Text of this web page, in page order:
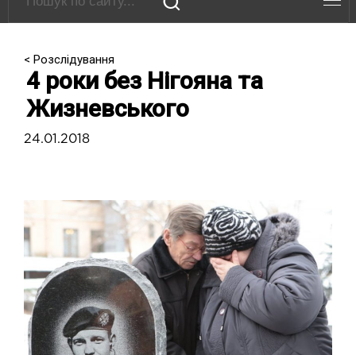
< Розслідування
4 роки без Нігояна та
Жизневського
24.01.2018